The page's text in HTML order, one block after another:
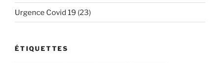
Urgence Covid 19 (23)
ÉTIQUETTES